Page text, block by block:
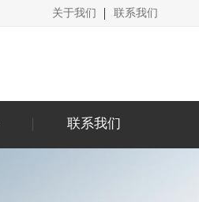
关于我们 联系我们
联系我们